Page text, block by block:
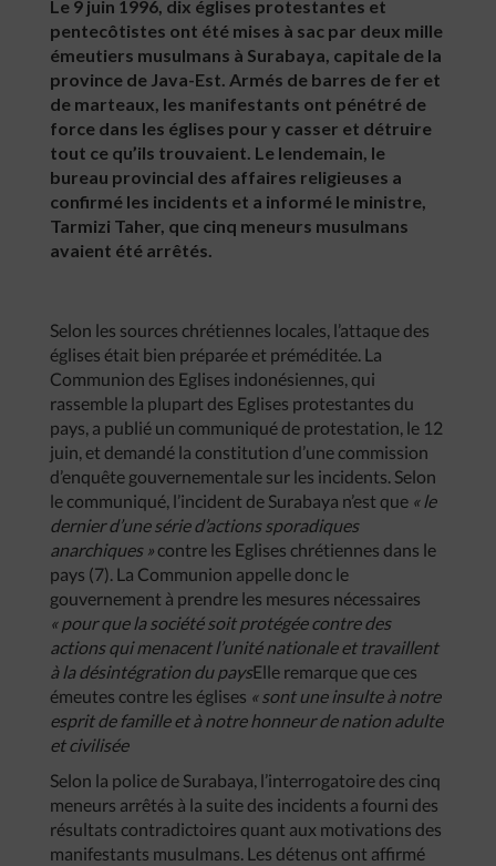
Le 9 juin 1996, dix églises protestantes et
pentecôtistes ont été mises à sac par deux mille
émeutiers musulmans à Surabaya, capitale de la
province de Java-Est. Armés de barres de fer et
de marteaux, les manifestants ont pénétré de
force dans les églises pour y casser et détruire
tout ce qu’ils trouvaient. Le lendemain, le
bureau provincial des affaires religieuses a
confirmé les incidents et a informé le ministre,
Tarmizi Taher, que cinq meneurs musulmans
avaient été arrêtés.
Selon les sources chrétiennes locales, l’attaque des
églises était bien préparée et préméditée. La
Communion des Eglises indonésiennes, qui
rassemble la plupart des Eglises protestantes du
pays, a publié un communiqué de protestation, le 12
juin, et demandé la constitution d’une commission
d’enquête gouvernementale sur les incidents. Selon
le communiqué, l’incident de Surabaya n’est que « le
dernier d’une série d’actions sporadiques
anarchiques » contre les Eglises chrétiennes dans le
pays (7). La Communion appelle donc le
gouvernement à prendre les mesures nécessaires
« pour que la société soit protégée contre des
actions qui menacent l’unité nationale et travaillent
à la désintégration du paysElle remarque que ces
émeutes contre les églises « sont une insulte à notre
esprit de famille et à notre honneur de nation adulte
et civilisée
Selon la police de Surabaya, l’interrogatoire des cinq
meneurs arrêtés à la suite des incidents a fourni des
résultats contradictoires quant aux motivations des
manifestants musulmans. Les détenus ont affirmé